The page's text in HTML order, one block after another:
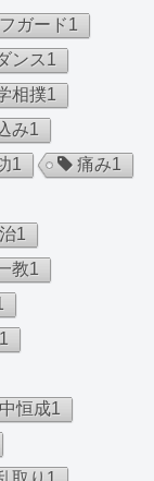
ガード1
ンス1
相撲1
み1
1 痛み1
1
教1
1
恒成1